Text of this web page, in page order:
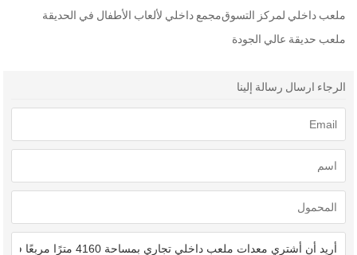
ملعب داخلي لمركز التسوقمجمع داخلي لألعاب الأطفال في الحديقة
ملعب حديقة عالي الجودة
الرجاء ارسال رسالة إلينا